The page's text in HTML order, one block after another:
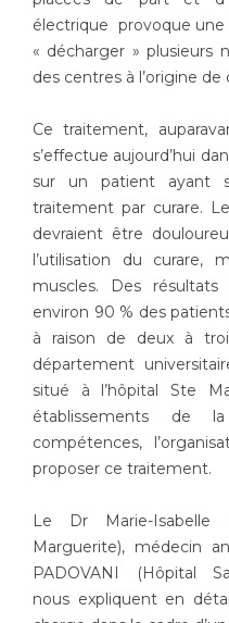
Culture à l'hôpital
Laïcité et cultes
Les associations
Salon des familles
Transports sanitaires
Vos droits, vos devoirs
Handicap
Handi 13
Pôle Médecine
Accueil sourds et
Charte Romain Jacob
Mouvement Parcours
Activité physique
Chercheurs
Les structures de
Écoles et
Plateforme des
Professionnels
Adresser un patient
Réseaux de soins
Médicale
Radiologie / Imagerie
Cancérologie
électrique provoque
« décharger » plusieurs
des centres à l’origine de
Ce traitement,
s’effectue aujourd’hui
sur un patient ayant
traitement par curare.
devraient être
l’utilisation du curare,
muscles. Des
environ 90 % des
à raison de deux à
département
situé à l’hôpital Ste
établissements de
compétences,
proposer ce traitement.
Le Dr Marie-Isabelle
Marguerite), médecin
PADOVANI (Hôpital
nous expliquent en